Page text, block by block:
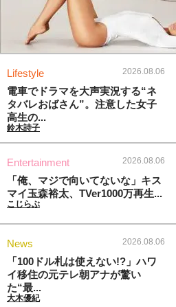
Lifestyle 2026.08.06
電車でドラマを大声実況する“ネ
タバレおばさん”。注意した女子
高生の...
鈴木詩子
Entertainment 2026.08.06
「俺、マジで向いてないな」キス
マイ玉森裕太、TVer1000万再生...
こじらぶ
News 2026.08.06
「100ドル札は使えない!?」ハワ
イ移住の元テレ朝アナが驚い
た“最...
大木優紀